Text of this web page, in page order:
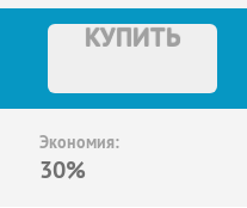
КУПИТЬ
Экономия:
30%